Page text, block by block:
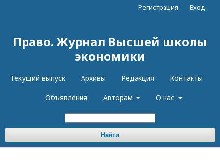
Право. Журнал Высшей школы
экономики
Текущий выпуск Архивы Редакция Контакты
Объявления Авторам О нас
Найти
Регистрация Вход